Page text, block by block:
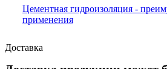
Цементная гидроизоляция -
применения
Доставка